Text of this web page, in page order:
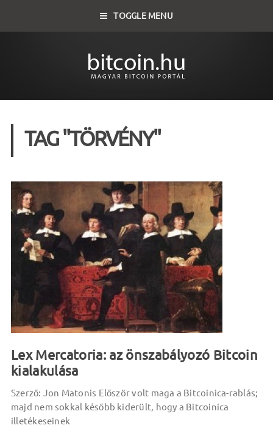
TOGGLE MENU
TAG "TÖRVÉNY"
Lex Mercatoria: az önszabályozó Bitcoin
kialakulása
Szerző: Jon Matonis Először volt maga a Bitcoinica-rablás;
majd nem sokkal később kiderült, hogy a Bitcoinica
illetékeseinek